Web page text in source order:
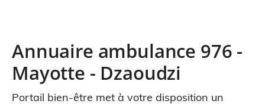
Annuaire ambulance 976 -
Mayotte - Dzaoudzi
Portail bien-être met à votre disposition un